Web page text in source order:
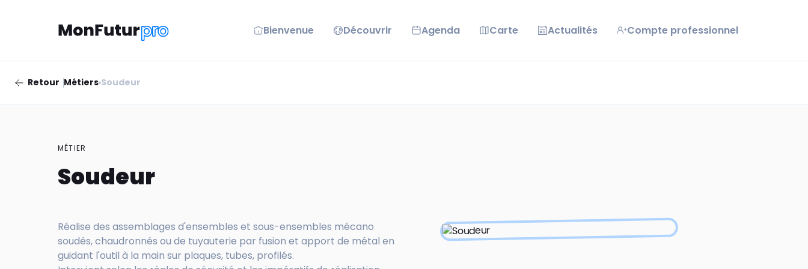
Bienvenue Découvrir Agenda Carte Actualités Compte professionnel
Retour Métiers Soudeur
MÉTIER
Soudeur
Réalise des assemblages d'ensembles et sous-ensembles mécano
soudés, chaudronnés ou de tuyauterie par fusion et apport de métal en
guidant l'outil à la main sur plaques, tubes, profilés.